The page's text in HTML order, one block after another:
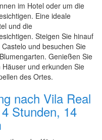
im Hotel oder um die
Eine ideale
und die
Steigen Sie hinauf
und besuchen Sie
Genießen Sie
und erkunden Sie
des Ortes.
nach Vila Real
Stunden, 14